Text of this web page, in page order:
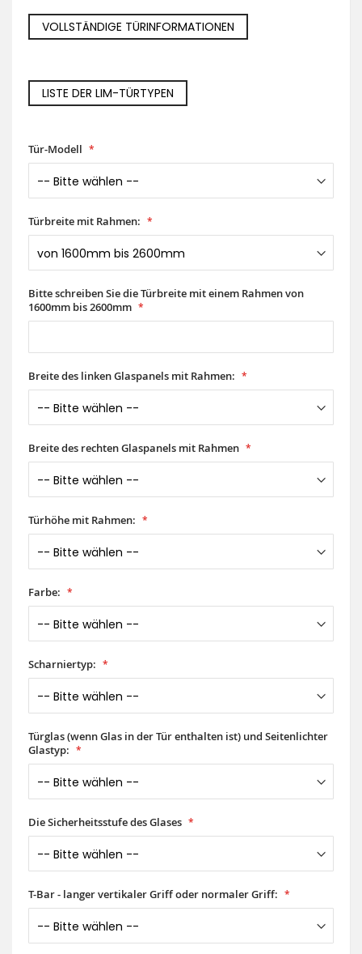
VOLLSTÄNDIGE TÜRINFORMATIONEN
LISTE DER LIM-TÜRTYPEN
Tür-Modell
Türbreite mit Rahmen:
Bitte schreiben Sie die Türbreite mit einem Rahmen von
1600mm bis 2600mm
Breite des linken Glaspanels mit Rahmen:
Breite des rechten Glaspanels mit Rahmen
Türhöhe mit Rahmen:
Farbe:
Scharniertyp:
Türglas (wenn Glas in der Tür enthalten ist) und Seitenlichter
Glastyp:
Die Sicherheitsstufe des Glases
T-Bar - langer vertikaler Griff oder normaler Griff: